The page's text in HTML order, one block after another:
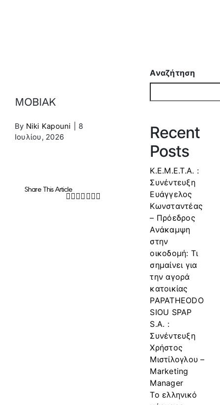
MOBIAK
By Niki Kapouni
8
Ιουλίου, 2026
Share This Article
Facebook
Twitter
LinkedIn
WhatsApp
Tumblr
Pinterest
Αναζήτηση
Recent
Posts
Κ.Ε.Μ.Ε.Τ.Α. :
Συνέντευξη
Ευάγγελος
Κωνσταντέας
– Πρόεδρος
Ανάκαμψη
στην
οικοδομή: Τι
σημαίνει για
την αγορά
κατοικίας
PAPATHEODO
SIOU SPAP
S.A. :
Συνέντευξη
Χρήστος
Μιστίλογλου –
Marketing
Manager
Το ελληνικό